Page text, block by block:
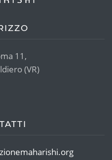
11,
(VR)